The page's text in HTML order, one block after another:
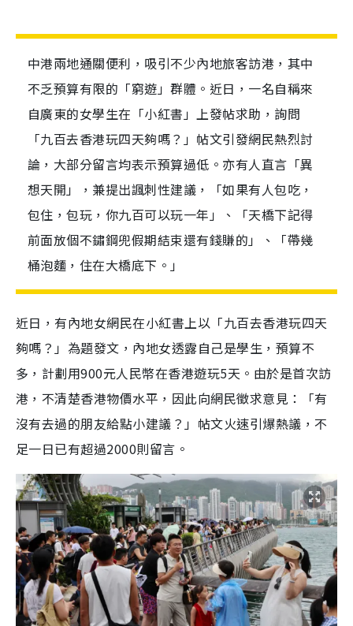
中港兩地通關便利，吸引不少內地旅客訪港，其中
不乏預算有限的「窮遊」群體。近日，一名自稱來
自廣東的女學生在「小紅書」上發帖求助，詢問
「九百去香港玩四天夠嗎？」帖文引發網民熱烈討
論，大部分留言均表示預算過低。亦有人直言「異
想天開」，兼提出諷刺性建議，「如果有人包吃，
包住，包玩，你九百可以玩一年」、「天橋下記得
前面放個不鏽鋼兜假期結束還有錢賺的」、「帶幾
桶泡麵，住在大橋底下。」
近日，有內地女網民在小紅書上以「九百去香港玩四天
夠嗎？」為題發文，內地女透露自己是學生，預算不
多，計劃用900元人民幣在香港遊玩5天。由於是首次訪
港，不清楚香港物價水平，因此向網民徵求意見：「有
沒有去過的朋友給點小建議？」帖文火速引爆熱議，不
足一日已有超過2000則留言。